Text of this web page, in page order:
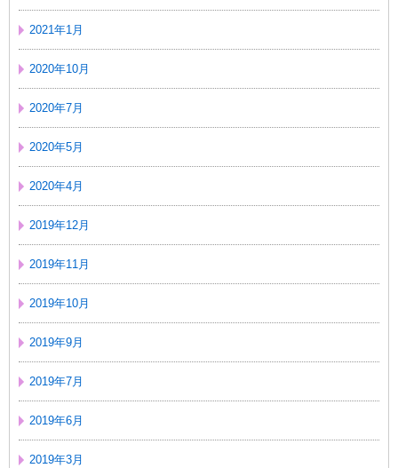
2021年1月
2020年10月
2020年7月
2020年5月
2020年4月
2019年12月
2019年11月
2019年10月
2019年9月
2019年7月
2019年6月
2019年3月